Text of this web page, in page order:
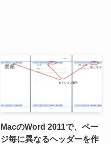
MacのWord 2011で、ペー
ジ毎に異なるヘッダーを作